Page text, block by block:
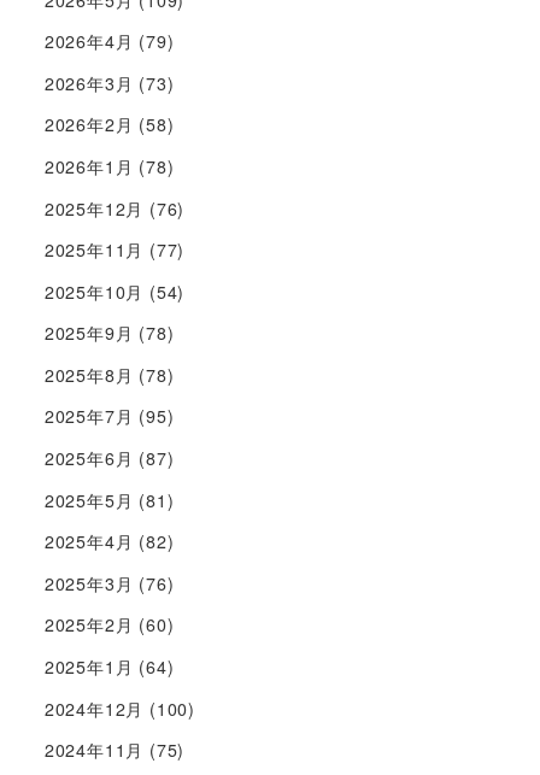
2026年4月 (79)
2026年3月 (73)
2026年2月 (58)
2026年1月 (78)
2025年12月 (76)
2025年11月 (77)
2025年10月 (54)
2025年9月 (78)
2025年8月 (78)
2025年7月 (95)
2025年6月 (87)
2025年5月 (81)
2025年4月 (82)
2025年3月 (76)
2025年2月 (60)
2025年1月 (64)
2024年12月 (100)
2024年11月 (75)